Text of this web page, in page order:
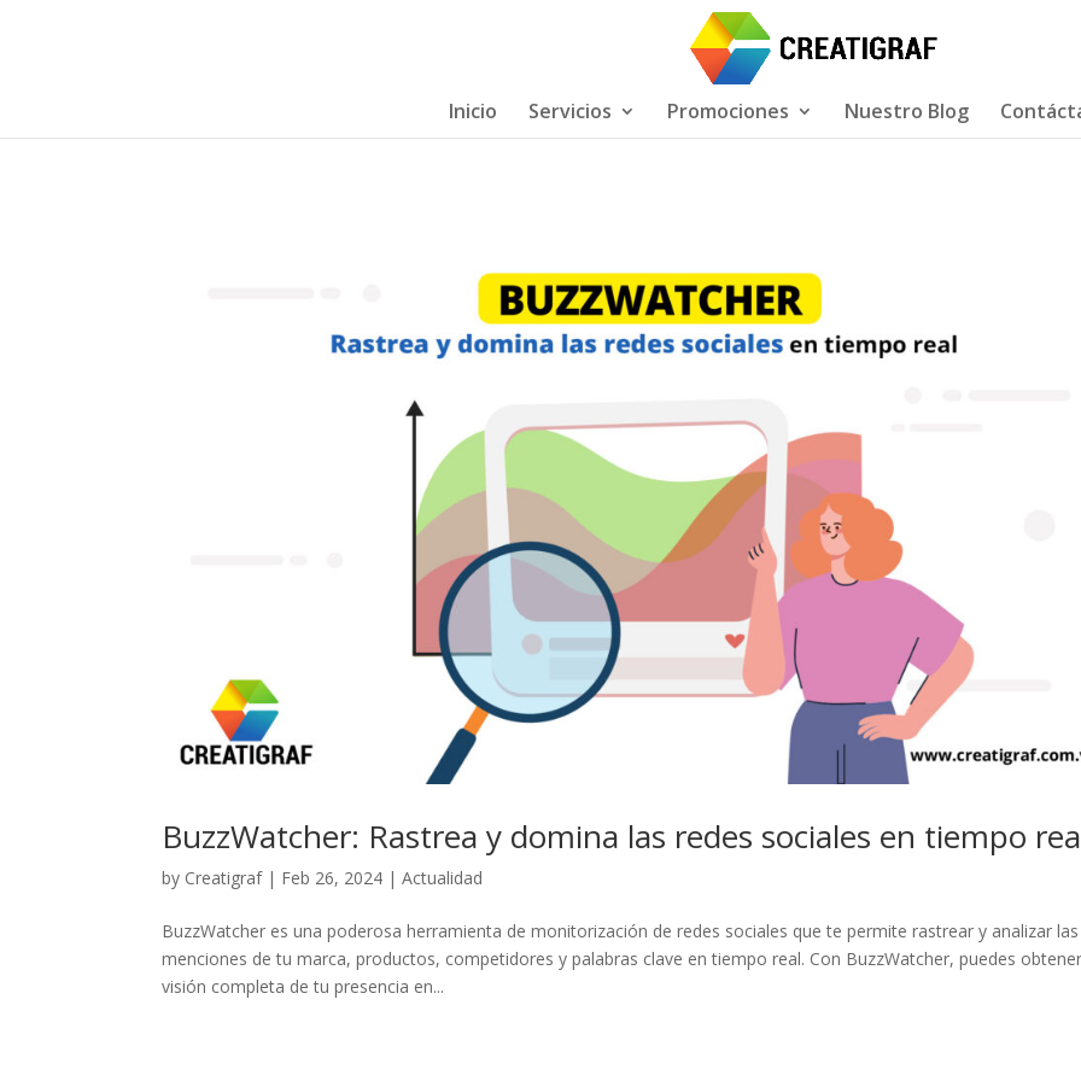
Inicio Servicios Promociones Nuestro Blog
BuzzWatcher: Rastrea y domina las redes sociales en tiempo
by Creatigraf| Feb 26, 2024 |Actualidad
BuzzWatcher es una poderosa herramienta de monitorización de redes sociales que te permite rastrear y analizar las
menciones de tu marca, productos, competidores y palabras clave en tiempo real. Con BuzzWatcher, puedes
visión completa de tu presencia en...